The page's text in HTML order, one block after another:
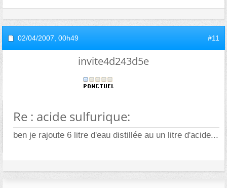
02/04/2007, 00h49 #11
invite4d243d5e
Re : acide sulfurique:
ben je rajoute 6 litre d'eau distillée au un litre d'acide...